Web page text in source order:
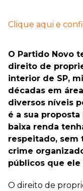
Clique aqui e
O Partido Novo
direito de
interior de SP,
décadas em
diversos níveis
é a sua
baixa renda
respeitado, sem
crime
públicos que ele
O direito de